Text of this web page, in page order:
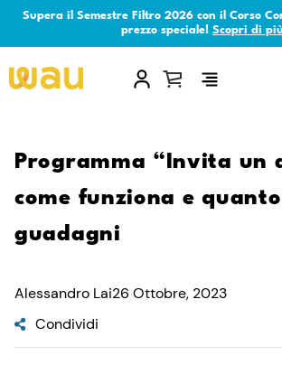
Supera il Semestre Filtro 2026 con il Corso
prezzo speciale! Scopri di più
×
Programma “Invita un
come funziona e quanto
guadagni
Alessandro Lai26 Ottobre, 2023
Condividi